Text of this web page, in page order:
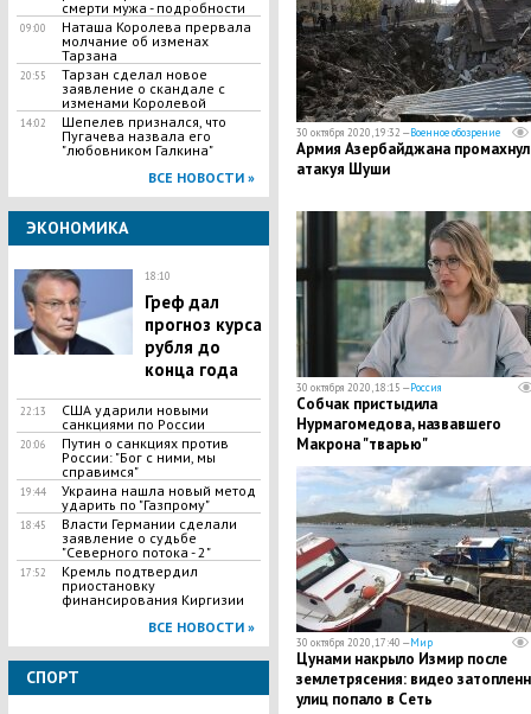
смерти мужа - подробности
09:00
Наташа Королева прервала
молчание об изменах
Тарзана
20:55
Тарзан сделал новое
заявление о скандале с
изменами Королевой
14:02
​Шепелев признался, что
Пугачева назвала его
"любовником Галкина"
ВСЕ НОВОСТИ »
ЭКОНОМИКА
18:10
Греф дал
прогноз курса
рубля до
конца года
22:13
США ударили новыми
санкциями по России
20:06
Путин о санкциях против
России: "Бог с ними, мы
справимся"
19:44
Украина нашла новый метод
ударить по "Газпрому"
18:45
Власти Германии сделали
заявление о судьбе
"Северного потока - 2"
17:52
Кремль подтвердил
приостановку
финансирования Киргизии
ВСЕ НОВОСТИ »
СПОРТ
30 октября 2020, 19:32 —Военное обозрение
Армия Азербайджана
атакуя Шуши
30 октября 2020, 18:15 —Россия
Собчак пристыдила
Нурмагомедова, назвавшего
Макрона "тварью"
30 октября 2020, 17:40 —Мир
Цунами накрыло Измир после
землетрясения: видео
улиц попало в Сеть